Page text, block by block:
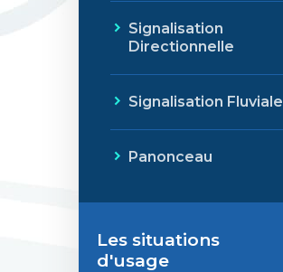
Signalisation
Directionnelle
Signalisation Fluviale
Panonceau
Les situations
d'usage